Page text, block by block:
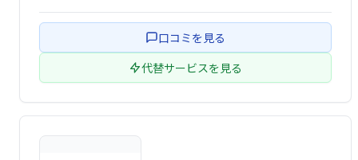
報を取得できます。
口コミを見る
代替サービスを見る